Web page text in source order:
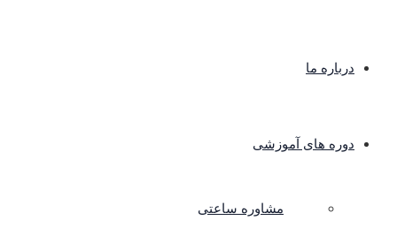
درباره ما
دوره های آموزشی
مشاوره ساعتی